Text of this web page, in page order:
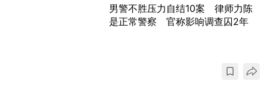
男警不胜压力自结10案 律师力陈
是正常警察 官称影响调查囚2年